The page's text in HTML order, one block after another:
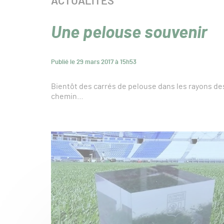
Une pelouse souvenir
Publié le 29 mars 2017 à 15h53
Bientôt des carrés de pelouse dans les rayons
chemin…